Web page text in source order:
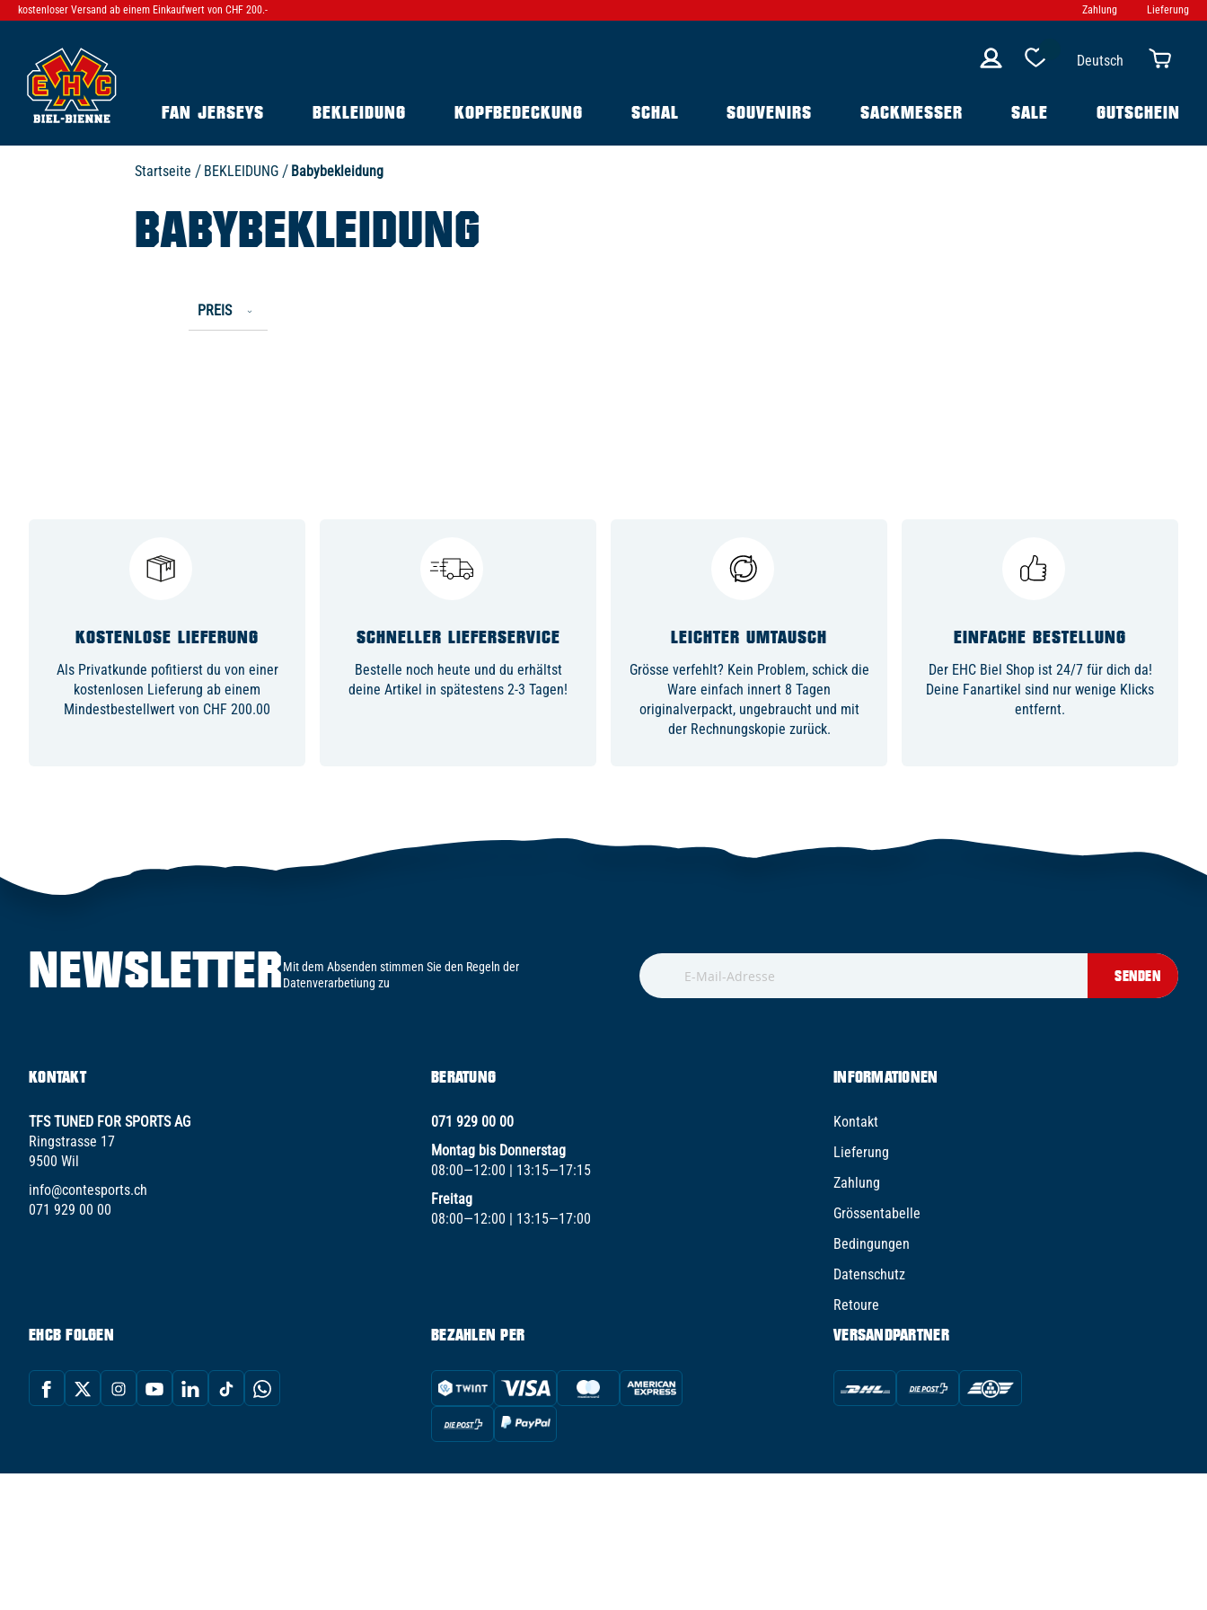
kostenloser Versand ab einem Einkaufwert von CHF 200.- Zahlung Lieferung
Deutsch
FAN JERSEYS BEKLEIDUNG KOPFBEDECKUNG SCHAL SOUVENIRS SACKMESSER SALE GUTSCHEIN
Startseite BEKLEIDUNG Babybekleidung
BABYBEKLEIDUNG
PREIS
KOSTENLOSE LIEFERUNG
Als Privatkunde pofitierst du von einer
kostenlosen Lieferung ab einem
Mindestbestellwert von CHF 200.00
SCHNELLER LIEFERSERVICE
Bestelle noch heute und du erhältst
deine Artikel in spätestens 2-3 Tagen!
LEICHTER UMTAUSCH
Grösse verfehlt? Kein Problem, schick die
Ware einfach innert 8 Tagen
originalverpackt, ungebraucht und mit
der Rechnungskopie zurück.
EINFACHE BESTELLUNG
Der EHC Biel Shop ist 24/7 für dich da!
Deine Fanartikel sind nur wenige Klicks
entfernt.
NEWSLETTERMit dem Absenden stimmen Sie den Regeln der
Datenverarbetiung zu
SENDEN
KONTAKT
TFS TUNED FOR SPORTS AG
Ringstrasse 17
9500 Wil
info@contesports.ch
071 929 00 00
BERATUNG
071 929 00 00
Montag bis Donnerstag
08:00—12:00 | 13:15—17:15
Freitag
08:00—12:00 | 13:15—17:00
INFORMATIONEN
Kontakt
Lieferung
Zahlung
Grössentabelle
Bedingungen
Datenschutz
Retoure
EHCB FOLGEN BEZAHLEN PER VERSANDPARTNER